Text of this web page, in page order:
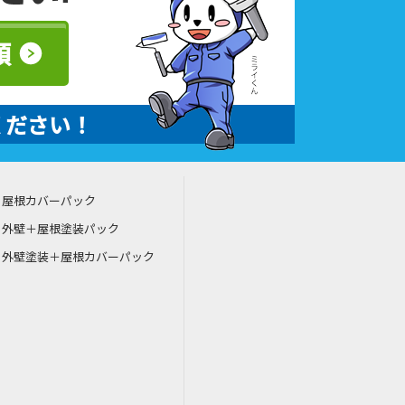
さい！
屋根カバーパック
外壁＋屋根塗装パック
外壁塗装＋屋根カバーパック